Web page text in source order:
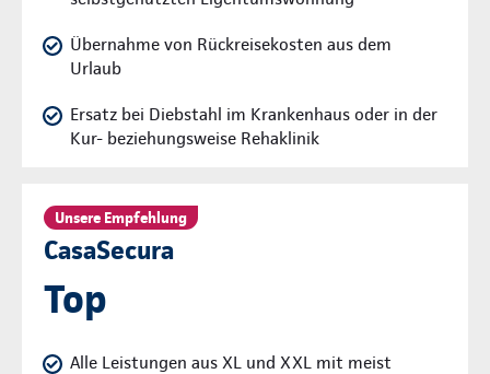
Übernahme von Rückreisekosten aus dem
Urlaub
Ersatz bei Diebstahl im Krankenhaus oder in der
Kur- beziehungsweise Rehaklinik
Unsere Empfehlung
CasaSecura
Top
Alle Leistungen aus XL und XXL mit meist